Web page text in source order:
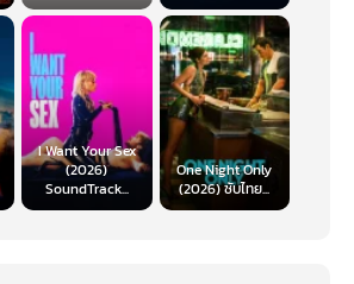
I Want Your Sex
(2026)
SoundTrack...
One Night Only
(2026) ซับไทย...